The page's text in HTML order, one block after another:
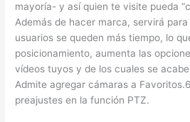
mayoría- y así quien te visite pueda
Además de hacer marca, servirá
usuarios se queden más tiempo, lo
posicionamiento, aumenta las
vídeos tuyos y de los cuales se
Admite agregar cámaras a
preajustes en la función PTZ.